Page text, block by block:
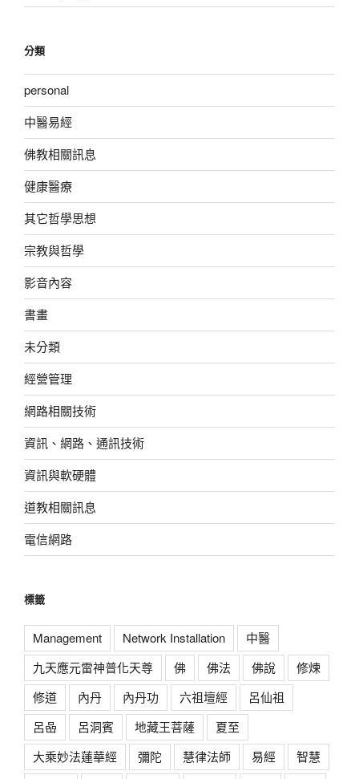
分類
personal
中醫易經
佛教相關訊息
健康醫療
其它哲學思想
宗教與哲學
影音內容
書畫
未分類
經營管理
網路相關技術
資訊、網路、通訊技術
資訊與軟硬體
道教相關訊息
電信網路
標籤
Management Network Installation
中醫
九天應元雷神普化天尊
佛 佛法 佛說
修煉
修道
內丹 內丹功 六祖壇經
呂仙祖
呂喦
呂洞賓 地藏王菩薩
夏至
大乘妙法蓮華經
彌陀 慧律法師 易經
智慧